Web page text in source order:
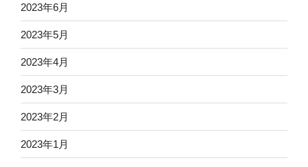
2023年6月
2023年5月
2023年4月
2023年3月
2023年2月
2023年1月